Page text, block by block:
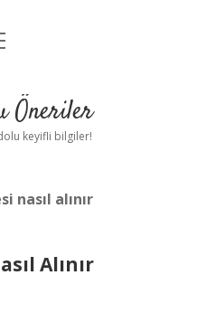
Öneriler
keyifli bilgiler!
nasıl alınır
Alınır